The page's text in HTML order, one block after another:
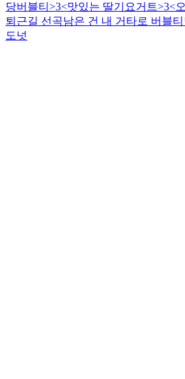
당버블티>3<맛있는 딸기요거트>3<
퇴근길 선곡남은 건 내 거 타로 버블티
도넛